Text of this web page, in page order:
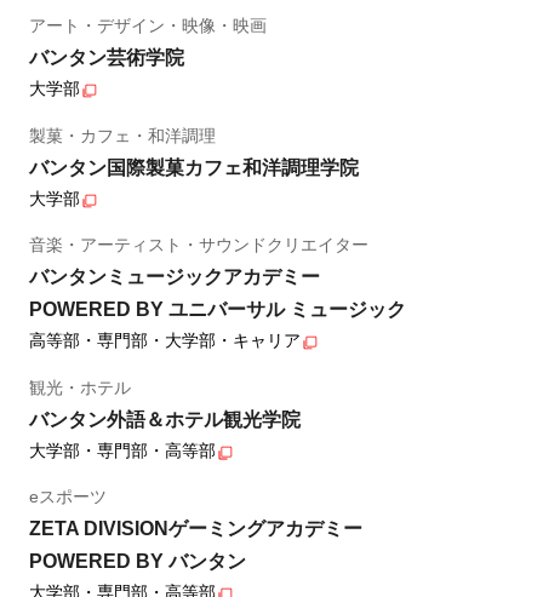
アート・デザイン・映像・映画
バンタン芸術学院
大学部
製菓・カフェ・和洋調理
バンタン国際製菓カフェ和洋調理学院
大学部
音楽・アーティスト・サウンドクリエイター
バンタンミュージックアカデミー
POWERED BY ユニバーサル ミュージック
高等部・専門部・大学部・キャリア
観光・ホテル
バンタン外語＆ホテル観光学院
大学部・専門部・高等部
eスポーツ
ZETA DIVISIONゲーミングアカデミー
POWERED BY バンタン
大学部・専門部・高等部